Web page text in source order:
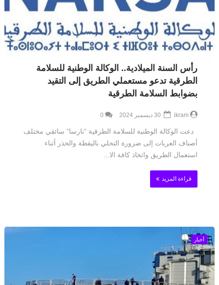
رأس السنة الميلادية.. الوكالة الوطنية للسلامة
الطرقية تدعو مستعملي الطريق إلى التقيد
بضوابط السلامة الطرقية
ikram
0
دعت الوكالة الوطنية للسلامة الطرقية “نارسا” سائقي مختلف
أصناف العربات إلى ضرورة التحلي باليقظة والحذر أثناء
استعمال الطريق واتخاذ كافة الا...
قراءة المزيد
أخبار